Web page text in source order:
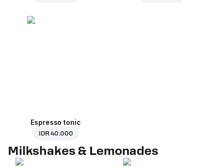
Espresso tonic
IDR 40.000
Milkshakes & Lemonades